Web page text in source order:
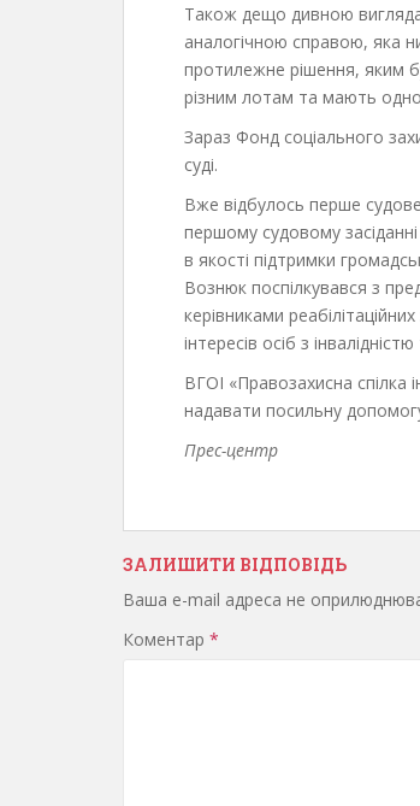
Також дещо дивною
аналогічною справою, яка
протилежне рішення, яким
різним лотам та мають
Зараз Фонд соціального
суді.
Вже відбулось перше
першому судовому
в якості підтримки
Вознюк поспілкувався з
керівниками
інтересів осіб з
ВГОІ «Правозахисна спілка
надавати посильну допомогу
Прес-центр
ЗАЛИШИТИ ВІДПОВІДЬ
Ваша e-mail адреса не
Коментар *